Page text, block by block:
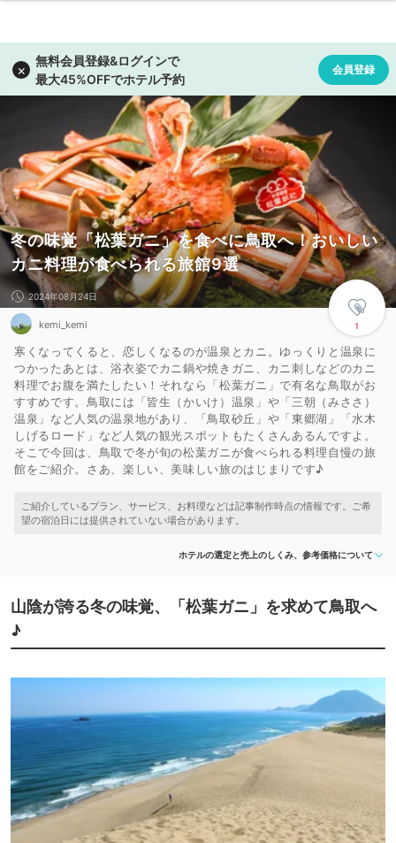
冬の味覚「松葉ガニ」を食べに鳥取へ！おいしい
カニ料理が食べられる旅館9選
1
2024年08月24日
kemi_kemi
寒くなってくると、恋しくなるのが温泉とカニ。ゆっくりと温泉に
つかったあとは、浴衣姿でカニ鍋や焼きガニ、カニ刺しなどのカニ
料理でお腹を満たしたい！それなら「松葉ガニ」で有名な鳥取がお
すすめです。鳥取には「皆生（かいけ）温泉」や「三朝（みささ）
温泉」など人気の温泉地があり、「鳥取砂丘」や「東郷湖」「水木
しげるロード」など人気の観光スポットもたくさんあるんですよ。
そこで今回は、鳥取で冬が旬の松葉ガニが食べられる料理自慢の旅
館をご紹介。さあ、楽しい、美味しい旅のはじまりです♪
ホテルの選定と売上のしくみ、参考価格について
山陰が誇る冬の味覚、「松葉ガニ」を求めて鳥取へ
♪